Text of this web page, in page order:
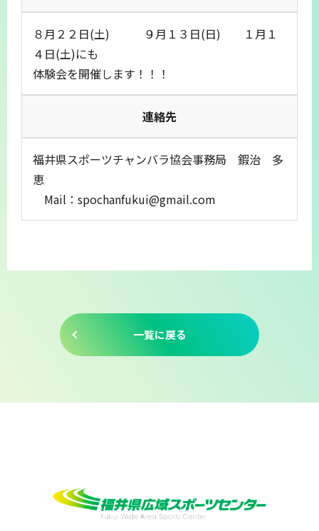
８月２２日(土) ９月１３日(日) １月１
４日(土)にも
体験会を開催します！！！
連絡先
福井県スポーツチャンバラ協会事務局 鍜治 多
恵
Mail：spochanfukui@gmail.com
一覧に戻る